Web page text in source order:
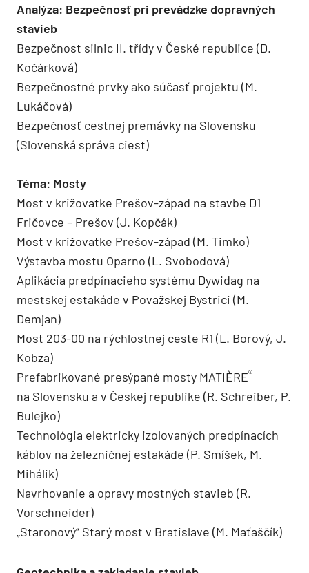
Analýza: Bezpečnosť pri prevádzke dopravných
stavieb
Bezpečnost silnic II. třídy v České republice (D.
Kočárková)
Bezpečnostné prvky ako súčasť projektu (M.
Lukáčová)
Bezpečnosť cestnej premávky na Slovensku
(Slovenská správa ciest)
Téma: Mosty
Most v križovatke Prešov-západ na stavbe D1
Fričovce – Prešov (J. Kopčák)
Most v križovatke Prešov-západ (M. Timko)
Výstavba mostu Oparno (L. Svobodová)
Aplikácia predpínacieho systému Dywidag na
mestskej estakáde v Považskej Bystrici (M.
Demjan)
Most 203-00 na rýchlostnej ceste R1 (L. Borový, J.
Kobza)
Prefabrikované presýpané mosty MATIÈRE®
na Slovensku a v Českej republike (R. Schreiber, P.
Bulejko)
Technológia elektricky izolovaných predpínacích
káblov na železničnej estakáde (P. Smíšek, M.
Mihálik)
Navrhovanie a opravy mostných stavieb (R.
Vorschneider)
„Staronový“ Starý most v Bratislave (M. Maťaščík)